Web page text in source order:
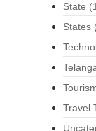
State
States
Travel